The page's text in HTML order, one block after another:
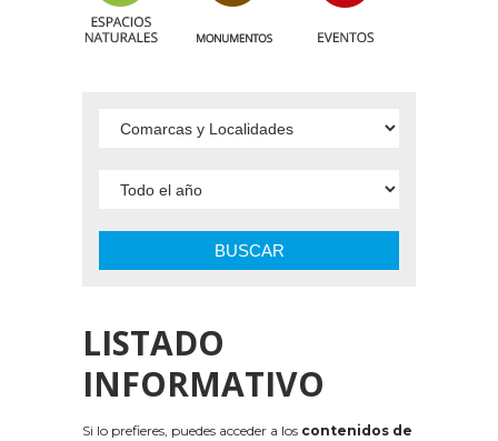
BUSCAR
LISTADO
INFORMATIVO
Si lo prefieres, puedes acceder a los contenidos de